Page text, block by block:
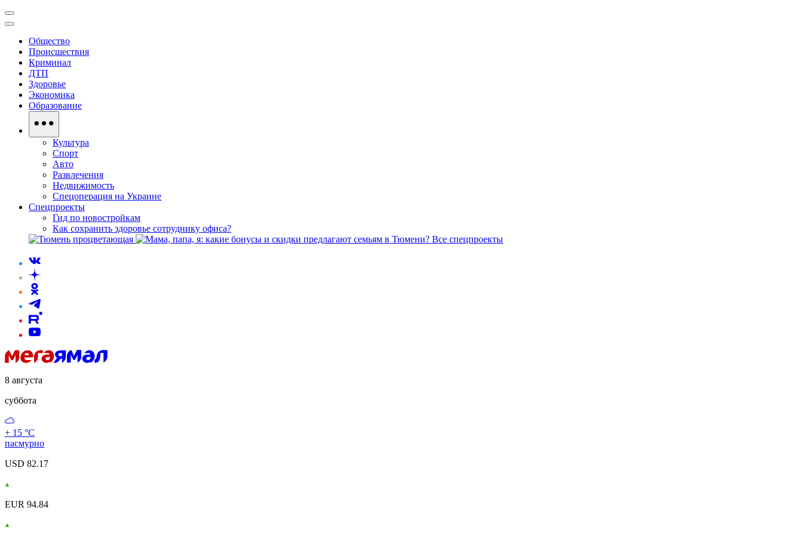
Общество
Происшествия
Криминал
ДТП
Здоровье
Экономика
Образование
Культура
Спорт
Авто
Развлечения
Недвижимость
Спецоперация на Украине
Спецпроекты
Гид по новостройкам
Как сохранить здоровье сотруднику офиса?
Все спецпроекты
8 августа
суббота
+ 15 °С
пасмурно
USD 82.17
EUR 94.84